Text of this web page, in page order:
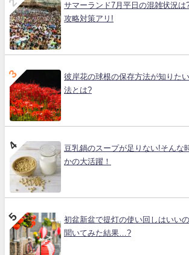
サマーランド7月平日の混雑状況は
攻略対策アリ!
彼岸花の球根の保存方法が知りた
法とは?
豆乳鍋のスープが足りない!そんな
かの大活躍！
初盆新盆で提灯の使い回しはいい
聞いてみた結果…?